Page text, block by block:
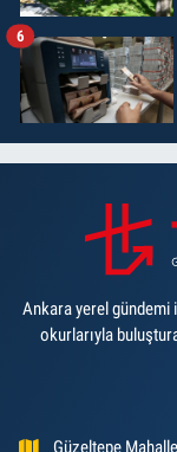
6
Ankara yerel gündemi
okurlarıyla
Güzeltepe